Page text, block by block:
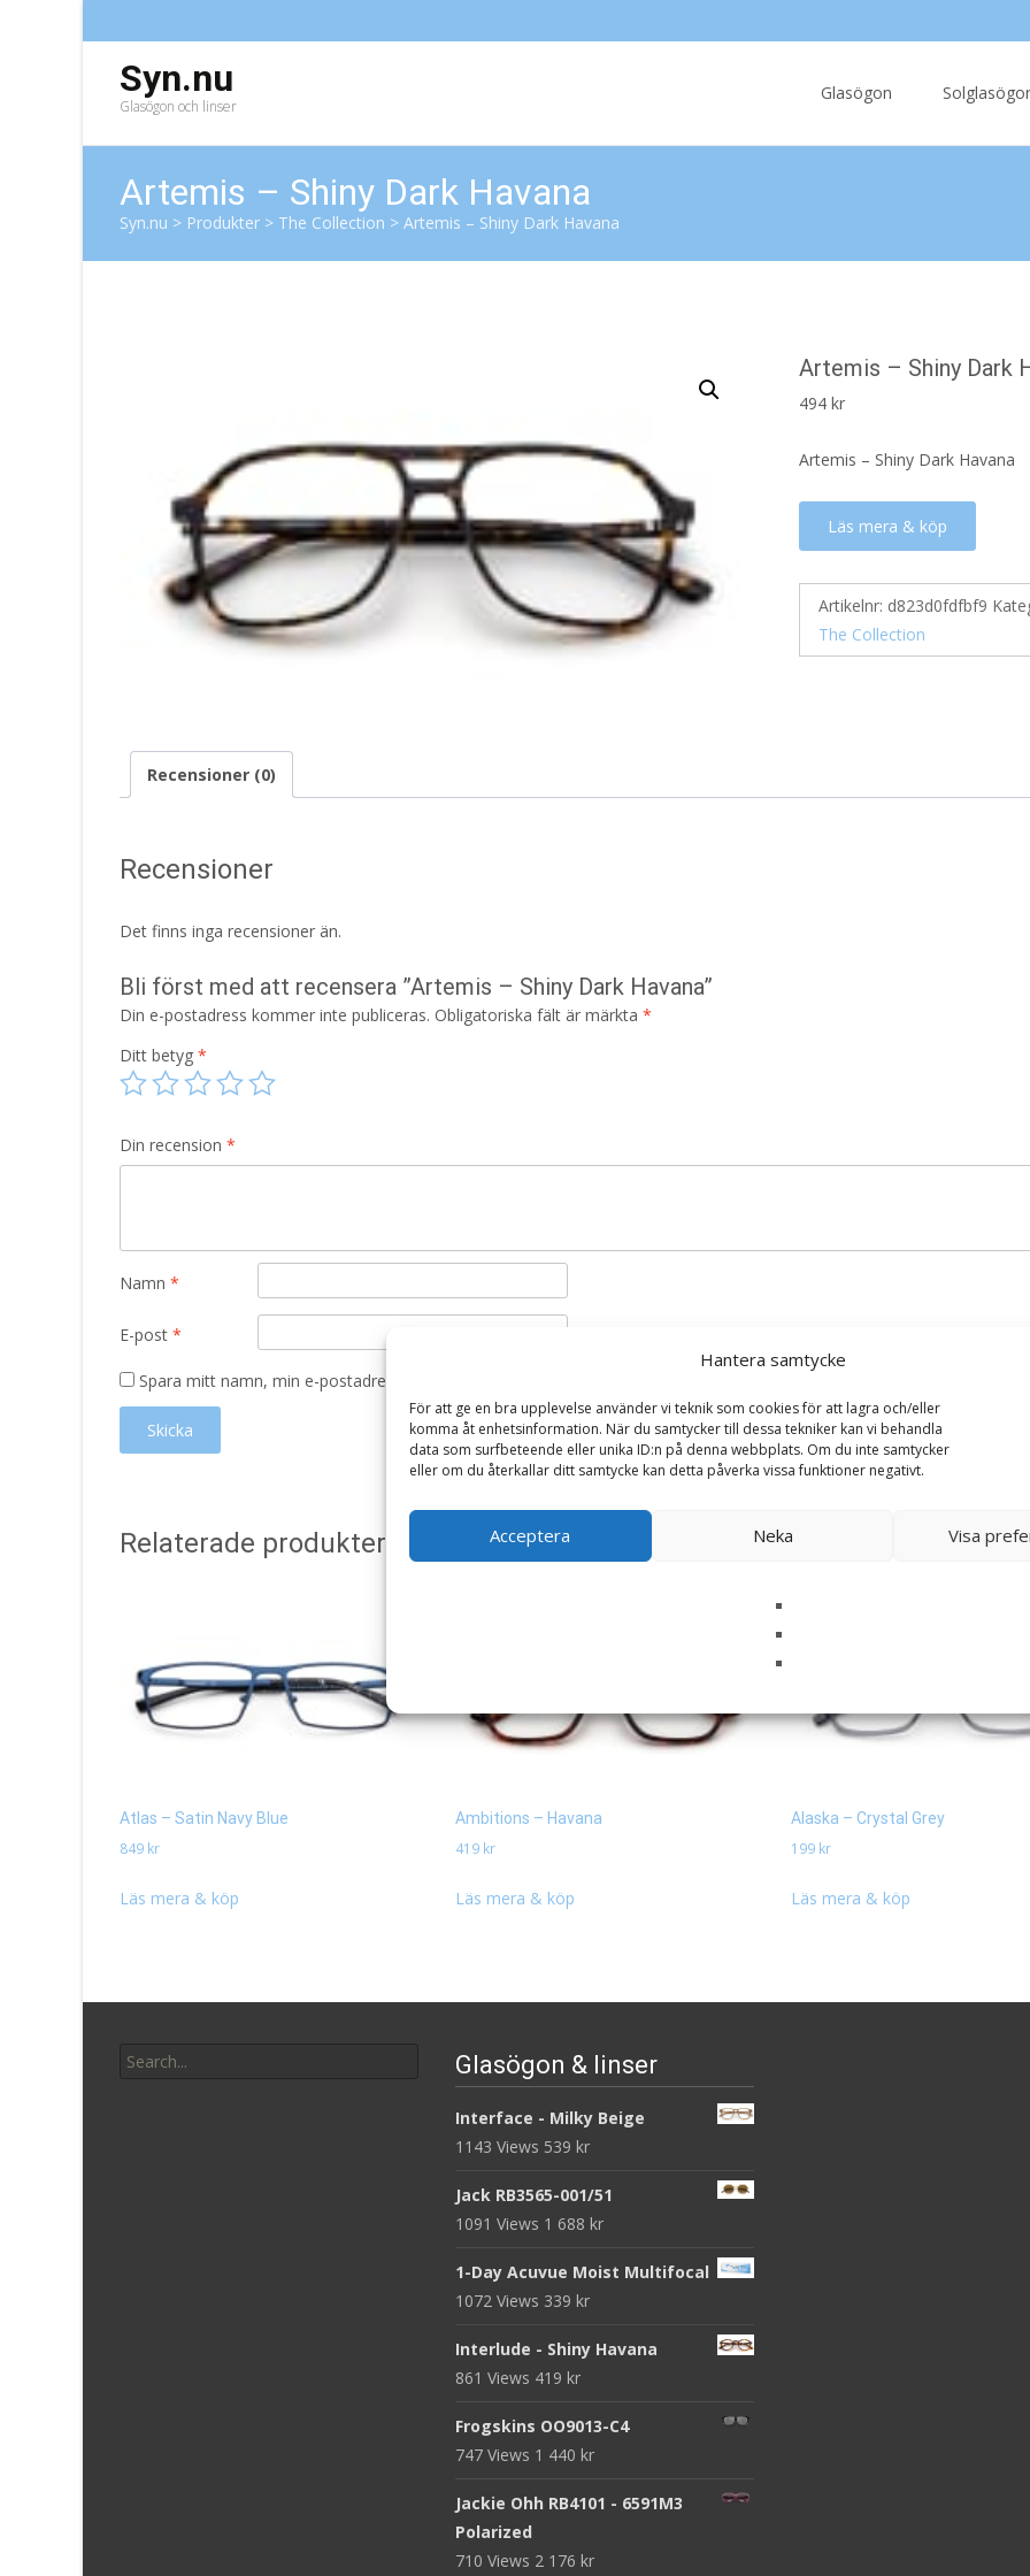
Hantera samtycke
För att ge en bra upplevelse använder vi teknik som cookies för att lagra och/eller
komma åt enhetsinformation. När du samtycker till dessa tekniker kan vi behandla
data som surfbeteende eller unika ID:n på denna webbplats. Om du inte samtycker
eller om du återkallar ditt samtycke kan detta påverka vissa funktioner negativt.
Acceptera Neka Visa
Syn.nu
Glasögon och linser
Glasögon
Artemis – Shiny Dark Havana
Syn.nu > Produkter > The Collection > Artemis – Shiny Dark Havana
Artemis – Shiny Dark
494 kr
Artemis – Shiny Dark Havana
Läs mera & köp
Artikelnr: d823d0fdfbf9
The Collection
Recensioner (0)
Recensioner
Det finns inga recensioner än.
Bli först med att recensera ”Artemis – Shiny Dark Havana”
Din e-postadress kommer inte publiceras. Obligatoriska fält är märkta *
Ditt betyg *
Din recension *
Namn *
E-post *
Spara mitt namn, min e-postadress och webbplats i denna webbläsare till nästa gång jag skriver en kommentar.
Relaterade produkter
Atlas – Satin Navy Blue
849 kr
Läs mera & köp
Ambitions – Havana
419 kr
Läs mera & köp
Alaska – Crystal Grey
199 kr
Läs mera & köp
for:
Glasögon & linser
Interface - Milky Beige
1143 Views 539 kr
Jack RB3565-001/51
1091 Views 1 688 kr
1-Day Acuvue Moist Multifocal
1072 Views 339 kr
Interlude - Shiny Havana
861 Views 419 kr
Frogskins OO9013-C4
747 Views 1 440 kr
Jackie Ohh RB4101 - 6591M3
Polarized
710 Views 2 176 kr